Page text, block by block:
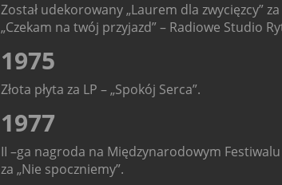
Został udekorowany „Laurem dla zwycięzcy”
„Czekam na twój przyjazd” – Radiowe Studio
1975
Złota płyta za LP – „Spokój Serca”.
1977
II –ga nagroda na Międzynarodowym Festiwalu
za „Nie spoczniemy”.